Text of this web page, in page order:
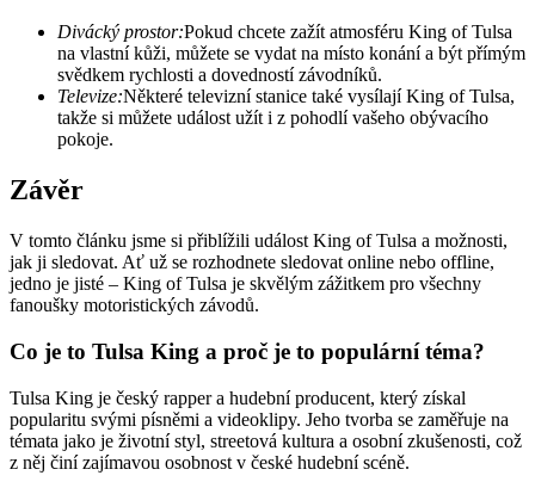
Divácký prostor:Pokud chcete zažít atmosféru King of Tulsa
na vlastní kůži, můžete se vydat na místo konání a být přímým
svědkem rychlosti a dovedností závodníků.
Televize:Některé televizní stanice také vysílají King of Tulsa,
takže si můžete událost užít i z pohodlí vašeho obývacího
pokoje.
Závěr
V tomto článku jsme si přiblížili událost King of Tulsa a možnosti,
jak ji sledovat. Ať už se rozhodnete sledovat online nebo offline,
jedno je jisté – King of Tulsa je skvělým zážitkem pro všechny
fanoušky motoristických závodů.
Co je to Tulsa King a proč je to populární téma?
Tulsa King je český rapper a hudební producent, který získal
popularitu svými písněmi a videoklipy. Jeho tvorba se zaměřuje na
témata jako je životní styl, streetová kultura a osobní zkušenosti, což
z něj činí zajímavou osobnost v české hudební scéně.